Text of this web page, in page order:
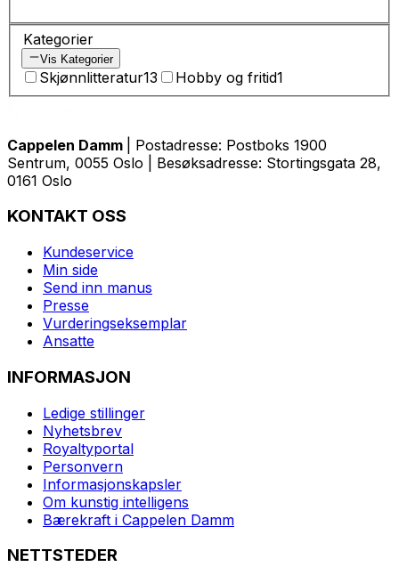
Kategorier
Vis Kategorier
Skjønnlitteratur13 Hobby og fritid1
Cappelen Damm
| Postadresse: Postboks 1900
Sentrum, 0055 Oslo | Besøksadresse: Stortingsgata 28,
0161 Oslo
KONTAKT OSS
Kundeservice
Min side
Send inn manus
Presse
Vurderingseksemplar
Ansatte
INFORMASJON
Ledige stillinger
Nyhetsbrev
Royaltyportal
Personvern
Informasjonskapsler
Om kunstig intelligens
Bærekraft i Cappelen Damm
NETTSTEDER